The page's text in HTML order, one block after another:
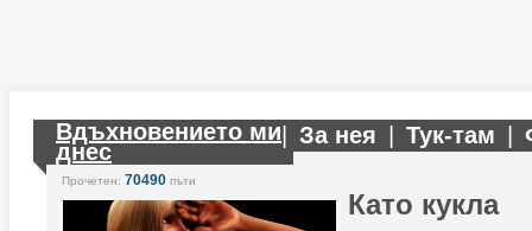
Вдъхновението ми
днес
За нея Тук-там
Прочетен: 70490 пъти
Като кукла